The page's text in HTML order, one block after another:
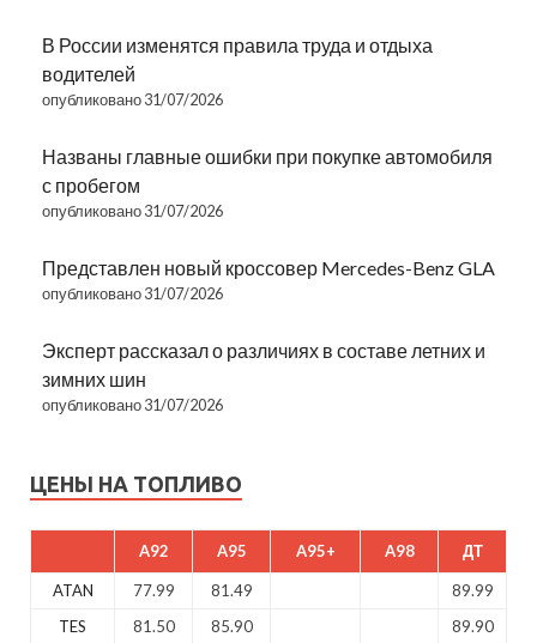
В России изменятся правила труда и отдыха
водителей
опубликовано 31/07/2026
Названы главные ошибки при покупке автомобиля
с пробегом
опубликовано 31/07/2026
Представлен новый кроссовер Mercedes-Benz GLA
опубликовано 31/07/2026
Эксперт рассказал о различиях в составе летних и
зимних шин
опубликовано 31/07/2026
ЦЕНЫ НА ТОПЛИВО
A92 A95 A95+ A98 ДТ
ATAN 77.99 81.49
89.99
TES
81.50 85.90
89.90